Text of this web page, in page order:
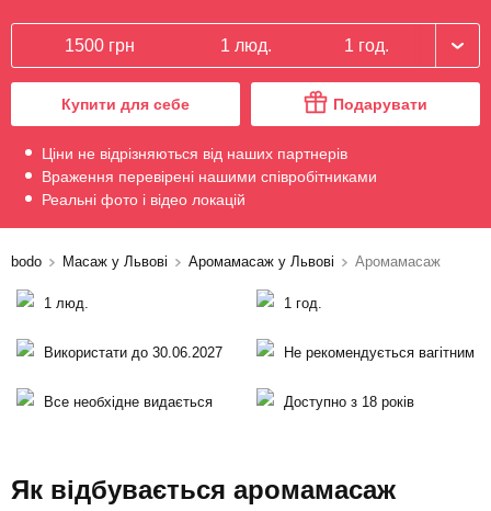
1500 грн 1 люд. 1 год.
Купити для себе Подарувати
Ціни не відрізняються від наших партнерів
Враження перевірені нашими співробітниками
Реальні фото і відео локацій
bodo Масаж у Львові Аромамасаж у Львові Аромамасаж
1 люд. 1 год.
Використати до 30.06.2027 Не рекомендується вагітним
Все необхідне видається Доступно з 18 років
Як відбувається аромамасаж